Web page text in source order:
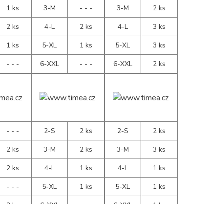
1 ks
2 ks
1 ks
- - -
3-M
- - -
4-L
2 ks
5-XL
1 ks
6-XXL
- - -
3-M
2 ks
4-L
3 ks
5-XL
3 ks
6-XXL
2 ks
- - -
2 ks
2 ks
- - -
2-S
2 ks
3-M
2 ks
4-L
1 ks
5-XL
1 ks
2-S
2 ks
3-M
3 ks
4-L
1 ks
5-XL
1 ks